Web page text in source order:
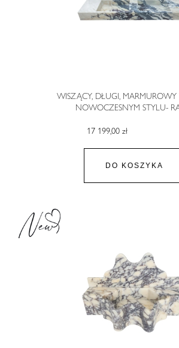
WISZĄCY, DŁUGI,
NOWOCZESNYM STYLU-
17 199,00 zł
DO KOSZYKA